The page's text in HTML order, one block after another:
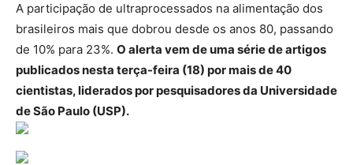
A participação de ultraprocessados na alimentação dos
brasileiros mais que dobrou desde os anos 80, passando
de 10% para 23%. O alerta vem de uma série de artigos
publicados nesta terça-feira (18) por mais de 40
cientistas, liderados por pesquisadores da Universidade
de São Paulo (USP).